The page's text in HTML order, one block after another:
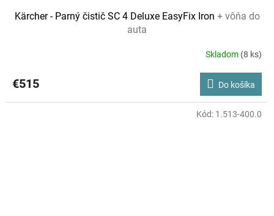
Kärcher - Parný čistič SC 4 Deluxe EasyFix Iron + vôňa do
auta
Skladom (8 ks)
€515 Do košíka
Kód: 1.513-400.0